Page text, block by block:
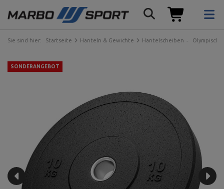
Sie sind hier: Startseite Hanteln & Gewichte Hantelscheiben
SONDERANGEBOT